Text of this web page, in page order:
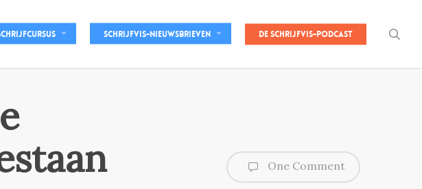
Schrijfvis-nieuwsbrieven De Schrijfvis-podcast
One Comment